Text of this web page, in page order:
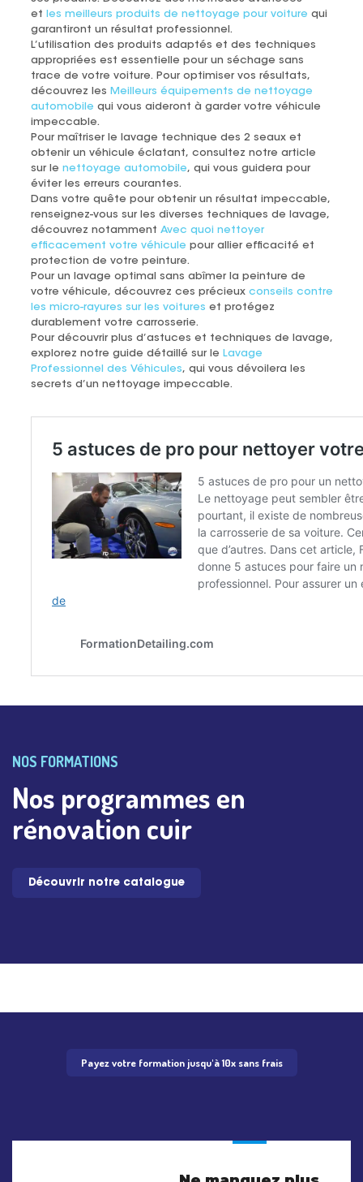
et
les meilleurs produits de nettoyage pour voiture qui
garantiront un résultat professionnel.
L’utilisation des produits adaptés et des techniques
appropriées est essentielle pour un séchage sans
trace de votre voiture. Pour optimiser vos résultats,
découvrez les Meilleurs équipements de nettoyage
automobile qui vous aideront à garder votre véhicule
impeccable.
Pour maîtriser le lavage technique des 2 seaux et
obtenir un véhicule éclatant, consultez notre article
sur le nettoyage automobile, qui vous guidera pour
éviter les erreurs courantes.
Dans votre quête pour obtenir un résultat impeccable,
renseignez-vous sur les diverses techniques de lavage,
découvrez notamment Avec quoi nettoyer
efficacement votre véhicule pour allier efficacité et
protection de votre peinture.
Pour un lavage optimal sans abîmer la peinture de
votre véhicule, découvrez ces précieux conseils contre
les micro-rayures sur les voitures et protégez
durablement votre carrosserie.
Pour découvrir plus d’astuces et techniques de lavage,
explorez notre guide détaillé sur le Lavage
Professionnel des Véhicules, qui vous dévoilera les
secrets d’un nettoyage impeccable.
NOS FORMATIONS
Nos programmes en
rénovation cuir
Découvrir notre catalogue
Payez votre formation jusqu'à 10x sans frais